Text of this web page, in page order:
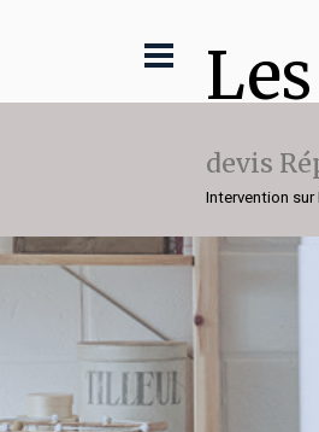
devis
Intervention sur